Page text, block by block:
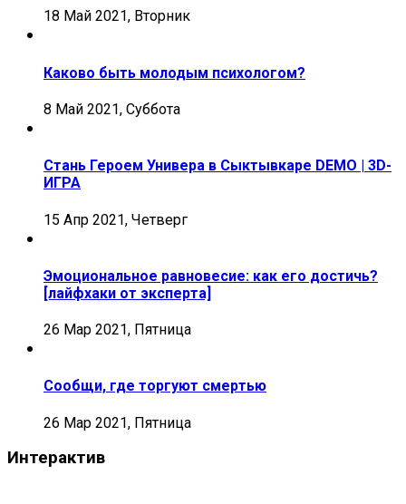
18 Май 2021, Вторник
Каково быть молодым психологом?
8 Май 2021, Суббота
Стань Героем Универа в Сыктывкаре DEMO | 3D-
ИГРА
15 Апр 2021, Четверг
Эмоциональное равновесие: как его достичь?
[лайфхаки от эксперта]
26 Мар 2021, Пятница
Сообщи, где торгуют смертью
26 Мар 2021, Пятница
Интерактив